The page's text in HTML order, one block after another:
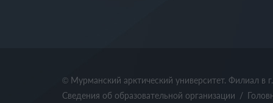
© Мурманский арктический университет. Филиал в
Сведения об образовательной организации /